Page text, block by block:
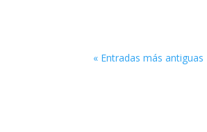
« Entradas más antiguas